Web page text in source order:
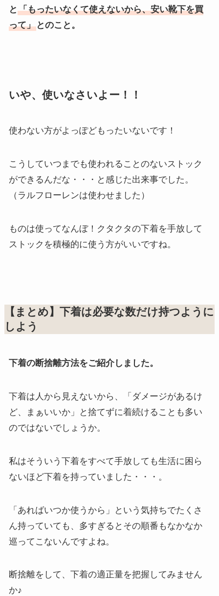
と 「もったいなくて使えないから、安い靴下を買
って」とのこと。
いや、使いなさいよー！！
使わない方がよっぽどもったいないです！
こうしていつまでも使われることのないストック
ができるんだな・・・と感じた出来事でした。
（ラルフローレンは使わせました）
ものは使ってなんぼ！クタクタの下着を手放して
ストックを積極的に使う方がいいですね。
【まとめ】下着は必要な数だけ持つように
しよう
下着の断捨離方法をご紹介しました。
下着は人から見えないから、「ダメージがあるけ
ど、まぁいいか」と捨てずに着続けることも多い
のではないでしょうか。
私はそういう下着をすべて手放しても生活に困ら
ないほど下着を持っていました・・・。
「あればいつか使うから」という気持ちでたくさ
ん持っていても、多すぎるとその順番もなかなか
巡ってこないんですよね。
断捨離をして、下着の適正量を把握してみません
か♪